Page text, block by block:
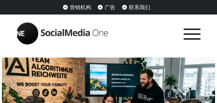
营销机构 广告 联系我们